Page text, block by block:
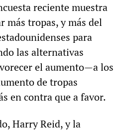
reciente muestra
más tropas, y más del
para
las alternativas
el aumento—a los
de tropas
en contra que a favor.
Harry Reid, y la